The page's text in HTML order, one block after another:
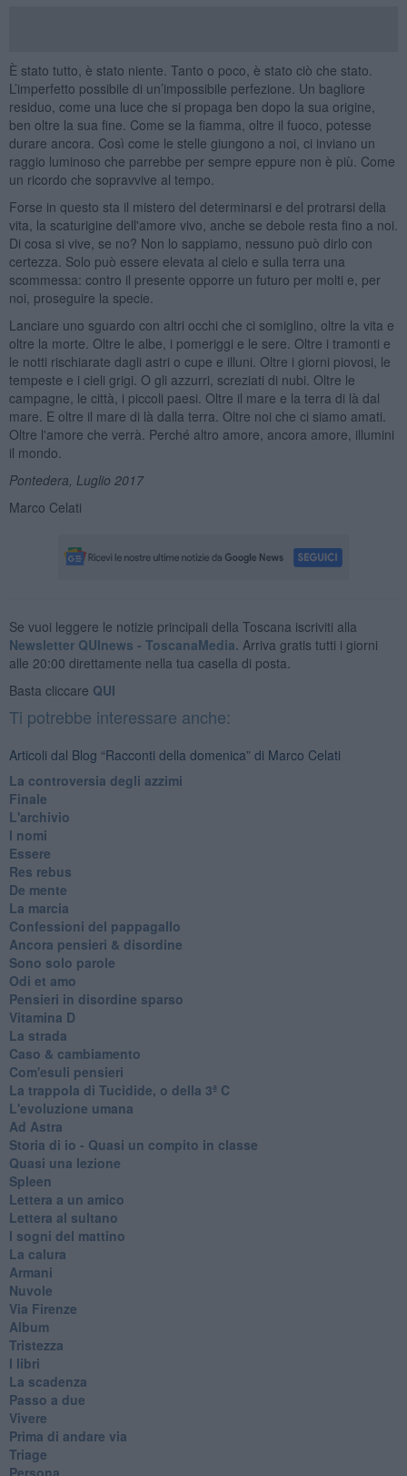
È stato tutto, è stato niente. Tanto o poco, è stato ciò che stato.
L’imperfetto possibile di un’impossibile perfezione. Un bagliore
residuo, come una luce che si propaga ben dopo la sua origine,
ben oltre la sua fine. Come se la fiamma, oltre il fuoco, potesse
durare ancora. Così come le stelle giungono a noi, ci inviano un
raggio luminoso che parrebbe per sempre eppure non è più. Come
un ricordo che sopravvive al tempo.
Forse in questo sta il mistero del determinarsi e del protrarsi della
vita, la scaturigine dell'amore vivo, anche se debole resta fino a noi.
Di cosa si vive, se no? Non lo sappiamo, nessuno può dirlo con
certezza. Solo può essere elevata al cielo e sulla terra una
scommessa: contro il presente opporre un futuro per molti e, per
noi, proseguire la specie.
Lanciare uno sguardo con altri occhi che ci somiglino, oltre la vita e
oltre la morte. Oltre le albe, i pomeriggi e le sere. Oltre i tramonti e
le notti rischiarate dagli astri o cupe e illuni. Oltre i giorni piovosi, le
tempeste e i cieli grigi. O gli azzurri, screziati di nubi. Oltre le
campagne, le città, i piccoli paesi. Oltre il mare e la terra di là dal
mare. E oltre il mare di là dalla terra. Oltre noi che ci siamo amati.
Oltre l'amore che verrà. Perché altro amore, ancora amore, illumini
il mondo.
Pontedera, Luglio 2017
Marco Celati
Se vuoi leggere le notizie principali della Toscana iscriviti alla
Newsletter QUInews - ToscanaMedia. Arriva gratis tutti i giorni
alle 20:00 direttamente nella tua casella di posta.
Basta cliccare QUI
Ti potrebbe interessare anche:
Articoli dal Blog “Racconti della domenica” di Marco Celati
La controversia degli azzimi
Finale
L'archivio
I nomi
Essere
Res rebus
De mente
La marcia
Confessioni del pappagallo
Ancora pensieri & disordine
Sono solo parole
Odi et amo
Pensieri in disordine sparso
Vitamina D
La strada
Caso & cambiamento
Com'esuli pensieri
La trappola di Tucidide, o della 3ª C
L'evoluzione umana
Ad Astra
Storia di io - Quasi un compito in classe
Quasi una lezione
Spleen
Lettera a un amico
Lettera al sultano
I sogni del mattino
La calura
Armani
Nuvole
Via Firenze
Album
Tristezza
I libri
La scadenza
Passo a due
Vivere
Prima di andare via
Triage
Persona